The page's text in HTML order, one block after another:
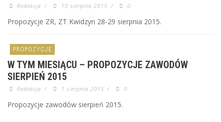
Redakcja / 10 sierpnia 2015 / 0
Propozycje ZR, ZT Kwidzyn 28-29 sierpnia 2015.
PROPOZYCJE
W TYM MIESIĄCU – PROPOZYCJE ZAWODÓW
SIERPIEŃ 2015
Redakcja / 1 sierpnia 2015 / 0
Propozycje zawodów sierpień 2015.